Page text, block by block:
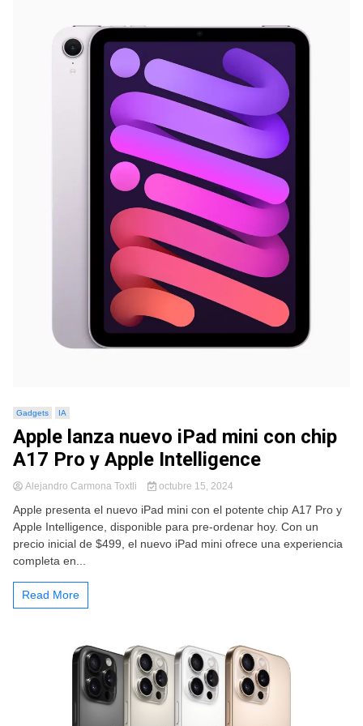
Gadgets IA
Apple lanza nuevo iPad mini con chip
A17 Pro y Apple Intelligence
Alejandro Carmona Toxtli octubre 15, 2024
Apple presenta el nuevo iPad mini con el potente chip A17 Pro y
Apple Intelligence, disponible para pre-ordenar hoy. Con un
precio inicial de $499, el nuevo iPad mini ofrece una experiencia
completa en...
Read More